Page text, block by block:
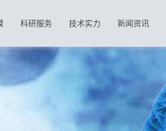
科研服务 技术实力 新闻资讯